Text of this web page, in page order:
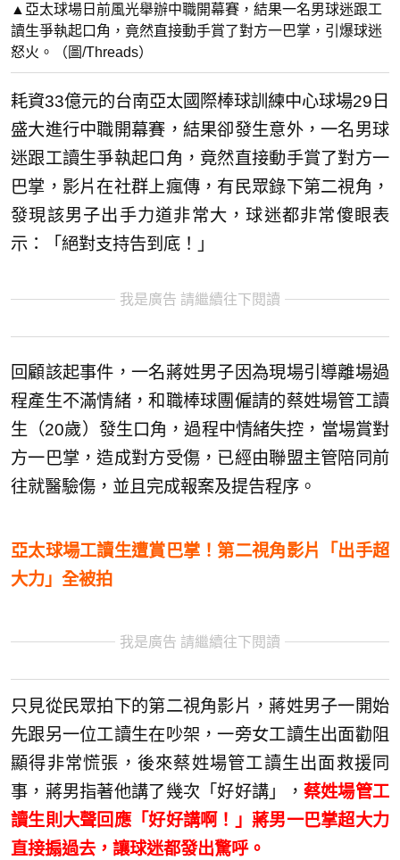
▲亞太球場日前風光舉辦中職開幕賽，結果一名男球迷跟工
讀生爭執起口角，竟然直接動手賞了對方一巴掌，引爆球迷
怒火。（圖/Threads）
耗資33億元的台南亞太國際棒球訓練中心球場29日
盛大進行中職開幕賽，結果卻發生意外，一名男球
迷跟工讀生爭執起口角，竟然直接動手賞了對方一
巴掌，影片在社群上瘋傳，有民眾錄下第二視角，
發現該男子出手力道非常大，球迷都非常傻眼表
示：「絕對支持告到底！」
我是廣告 請繼續往下閱讀
回顧該起事件，一名蔣姓男子因為現場引導離場過
程產生不滿情緒，和職棒球團僱請的蔡姓場管工讀
生（20歲）發生口角，過程中情緒失控，當場賞對
方一巴掌，造成對方受傷，已經由聯盟主管陪同前
往就醫驗傷，並且完成報案及提告程序。
亞太球場工讀生遭賞巴掌！第二視角影片「出手超
大力」全被拍
我是廣告 請繼續往下閱讀
只見從民眾拍下的第二視角影片，蔣姓男子一開始
先跟另一位工讀生在吵架，一旁女工讀生出面勸阻
顯得非常慌張，後來蔡姓場管工讀生出面救援同
事，蔣男指著他講了幾次「好好講」， 蔡姓場管工
讀生則大聲回應「好好講啊！」蔣男一巴掌超大力
直接搧過去，讓球迷都發出驚呼。